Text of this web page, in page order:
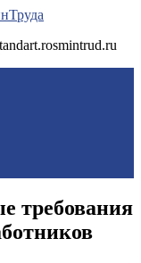
требования